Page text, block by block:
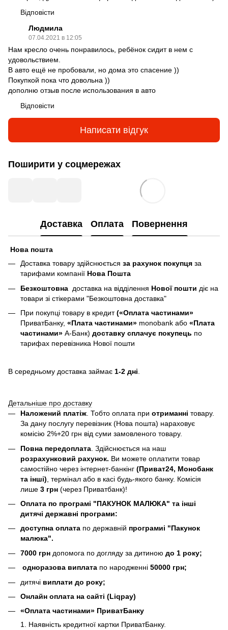
Відповісти
Людмила
07.04.2021 в 12:05
Нам кресло очень понравилось, ребёнок сидит в нем с
удовольствием.
В авто ещё не пробовали, но дома это спасение ))
Покупкой пока что довольна ))
дополню отзыв после использования в авто
Відповісти
Написати відгук
Поширити у соцмережах
Доставка Оплата Повернення
Нова пошта
Доставка товару здійснюється за рахунок покупця за
тарифами компанії Нова Пошта
Безкоштовна доставка на відділення Нової пошти діє на
товари зі стікерами "Безкоштовна доставка"
При покупці товару в кредит(«Оплата частинами»
ПриватБанку, «Плата частинами» monobank або «Плата
частинами» А-Банк) доставку сплачує покупець по
тарифах перевізника Нової пошти
В середньому доставка займає 1-2 дні.
Детальніше про доставку
Наложений платіж. Тобто оплата при отриманні товару.
За дану послугу перевізник (Нова пошта) нараховує
комісію 2%+20 грн від суми замовленого товару.
Повна передоплата . Здійснюється на наш
розрахунковий рахунок. Ви можете оплатити товар
самостійно через інтернет-банкінг (Приват24, Монобанк
та інші) , термінал або в касі будь-якого банку. Комісія
лише 3 грн (через Приватбанк)!
Оплата по програмі "ПАКУНОК МАЛЮКА" та інші
дитячі державні програми:
доступна оплата по державній програмиі "Пакунок
малюка".
7000 грн допомога по догляду за дитиною до 1 року;
одноразова виплата по народженні 50000 грн;
дитячі виплати до року;
Онлайн оплата на сайті (Liqpay)
«Оплата частинами» ПриватБанку
1. Наявність кредитної картки ПриватБанку.